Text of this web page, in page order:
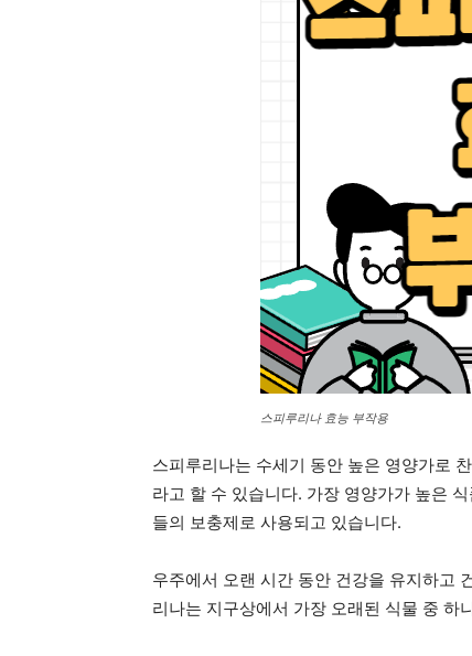
스피루리나 효능 부작용
스피루리나는 수세기 동안 높은 영양가로
라고 할 수 있습니다. 가장 영양가가 높은
들의 보충제로 사용되고 있습니다.
우주에서 오랜 시간 동안 건강을 유지하고
리나는 지구상에서 가장 오래된 식물 중 하